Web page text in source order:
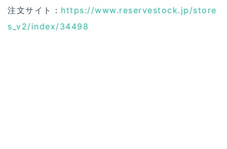
注文サイト： https://www.reservestock.jp/store
s_v2/index/34498